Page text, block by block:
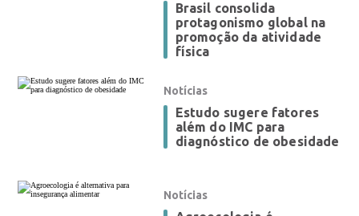
Brasil consolida
protagonismo global na
promoção da atividade
física
Notícias
Estudo sugere fatores
além do IMC para
diagnóstico de obesidade
Notícias